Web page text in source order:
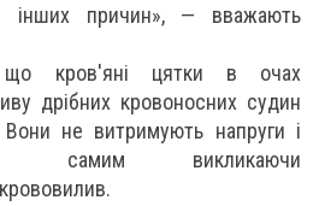
інших причин», — вважають
що кров'яні цятки в очах
дрібних кровоносних судин
не витримують напруги і
самим викликаючи